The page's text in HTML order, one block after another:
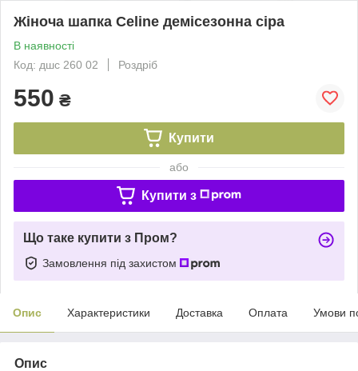
Жіноча шапка Celine демісезонна сіра
В наявності
Код: дшc 260 02
Роздріб
550 ₴
Купити
або
Купити з
Що таке купити з Пром?
Замовлення під захистом
Опис Характеристики Доставка Оплата Умови
Опис